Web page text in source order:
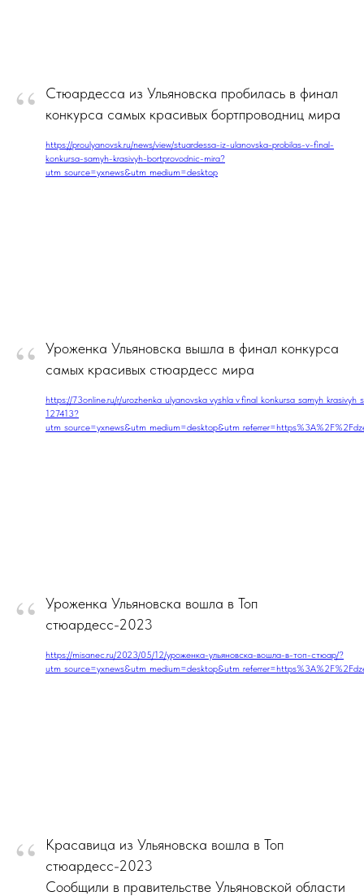
“
Стюардесса из Ульяновска пробилась в финал
конкурса самых красивых бортпроводниц мира
https://proulyanovsk.ru/news/view/stuardessa-iz-ulanovska-probilas-v-final-
konkursa-samyh-krasivyh-bortprovodnic-mira?
utm_source=yxnews&utm_medium=desktop
“
Уроженка Ульяновска вышла в финал конкурса
самых красивых стюардесс мира
https://73online.ru/r/
127413?
“
Уроженка Ульяновска вошла в Топ
стюардесс-2023
https://misanec.ru/2023/05/12/уроженка-ульяновска-вошла-в-топ-стюар/?
“
Красавица из Ульяновска вошла в Топ
стюардесс-2023
Сообщили в правительстве Ульяновской области